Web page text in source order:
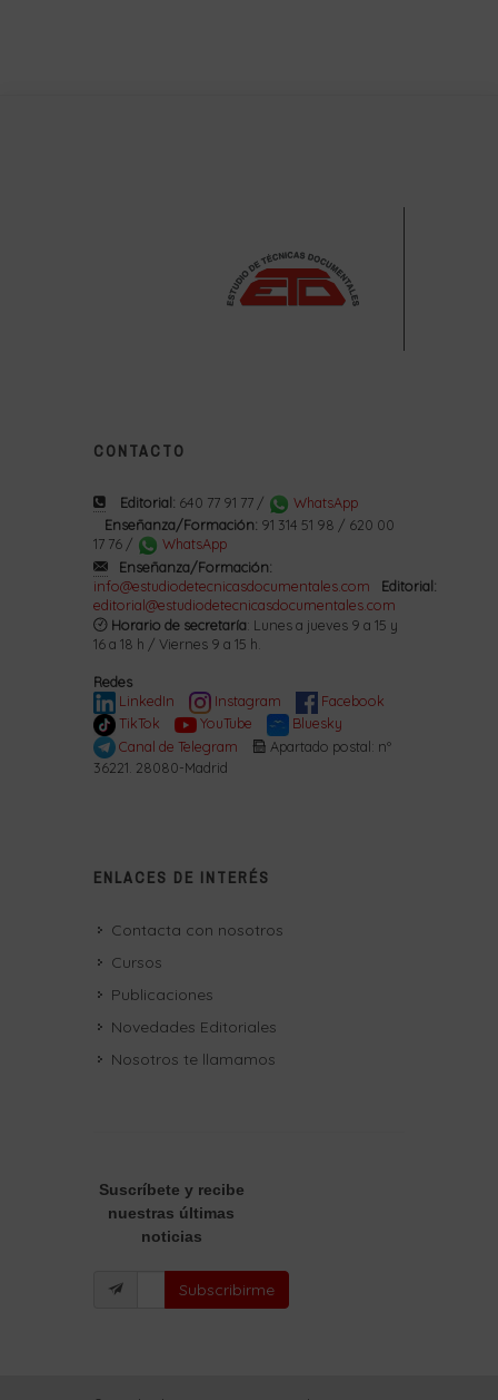
CONTACTO
Editorial: 640 77 91 77 /
WhatsApp
Enseñanza/Formación: 91 314 51 98 / 620 00
17 76 /
WhatsApp
Enseñanza/Formación:
info@estudiodetecnicasdocumentales.com
Editorial:
editorial@estudiodetecnicasdocumentales.com
Horario de secretaría: Lunes a jueves 9 a 15 y
16 a 18 h / Viernes 9 a 15 h.
Redes
LinkedIn
Instagram
Facebook
TikTok
YouTube
Bluesky
Canal de Telegram
Apartado postal: nº
36221. 28080-Madrid
ENLACES DE INTERÉS
Contacta con nosotros
Cursos
Publicaciones
Novedades Editoriales
Nosotros te llamamos
Suscríbete y recibe
nuestras últimas
noticias
Subscribirme